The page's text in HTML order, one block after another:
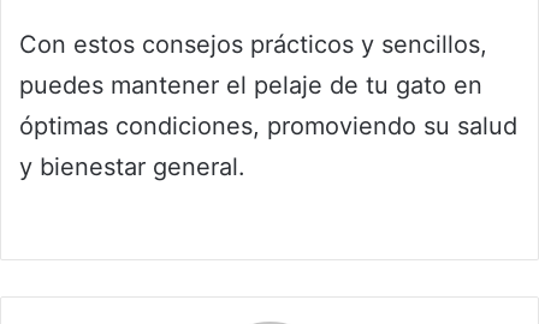
Con estos consejos prácticos y sencillos,
puedes mantener el pelaje de tu gato en
óptimas condiciones, promoviendo su salud
y bienestar general.